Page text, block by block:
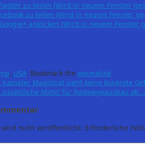
zu teilen (Wird in neuem Fenster
zu teilen (Wird in neuem Fenster
anklicken (Wird in neuem Fenster
, USA. Bookmark the permalink.
Magistrat sieht keine konkrete
Mittel für Radwegeausbau ab.
wird nicht veröffentlicht. Erforderliche